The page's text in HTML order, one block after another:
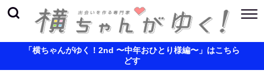
「横ちゃんがゆく！2nd 〜中年おひとり様編〜」はこちら
どす